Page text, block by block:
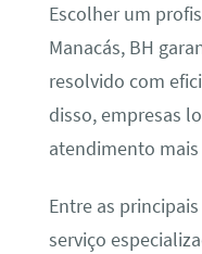
Escolher um
Manacás, BH
resolvido com
disso, empresas
atendimento
Entre as
serviço